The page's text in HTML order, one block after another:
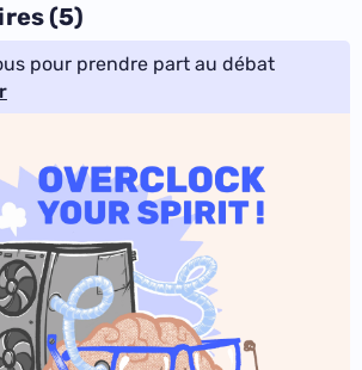
(5)
pour prendre part au débat